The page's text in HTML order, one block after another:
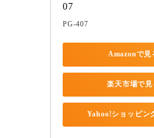
07
PG-407
Amazonで見
楽天市場で見
Yahoo!ショッピン